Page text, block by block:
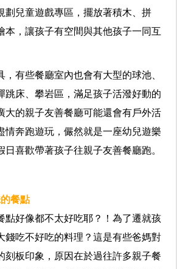
劃兒童遊戲專區，擺放著積木、拼
，讓孩子有空間與其他孩子一同互
，有些餐廳室內也會有大型的球池、
跳床、攀岩區，滿足孩子活潑好動的
大的親子友善餐廳可能還會有戶外活
情奔跑遊玩，儼然就是一座幼兒遊樂
日喜歡帶著孩子往親子友善餐廳跑。
餐點
點好像都不太好吃耶？！為了遷就孩
錢吃不好吃的料理？這是有些爸媽對
刻板印象，原因在於過往許多親子餐